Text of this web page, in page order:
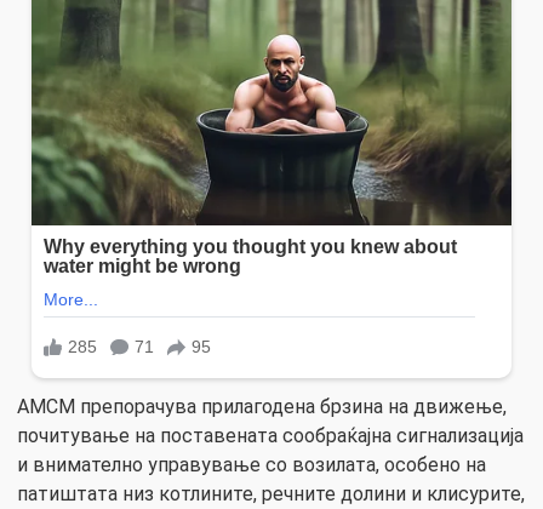
АМСМ препорачува прилагодена брзина на движење,
почитување на поставената сообраќајна сигнализација
и внимателно управување со возилата, особено на
патиштата низ котлините, речните долини и клисурите,